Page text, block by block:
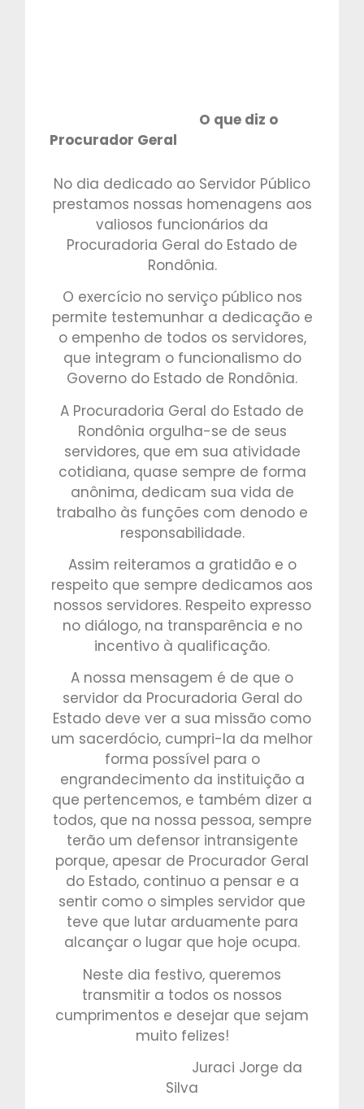
O que diz o
Procurador Geral
No dia dedicado ao Servidor Público
prestamos nossas homenagens aos
valiosos funcionários da
Procuradoria Geral do Estado de
Rondônia.
O exercício no serviço público nos
permite testemunhar a dedicação e
o empenho de todos os servidores,
que integram o funcionalismo do
Governo do Estado de Rondônia.
A Procuradoria Geral do Estado de
Rondônia orgulha-se de seus
servidores, que em sua atividade
cotidiana, quase sempre de forma
anônima, dedicam sua vida de
trabalho às funções com denodo e
responsabilidade.
Assim reiteramos a gratidão e o
respeito que sempre dedicamos aos
nossos servidores. Respeito expresso
no diálogo, na transparência e no
incentivo à qualificação.
A nossa mensagem é de que o
servidor da Procuradoria Geral do
Estado deve ver a sua missão como
um sacerdócio, cumpri-la da melhor
forma possível para o
engrandecimento da instituição a
que pertencemos, e também dizer a
todos, que na nossa pessoa, sempre
terão um defensor intransigente
porque, apesar de Procurador Geral
do Estado, continuo a pensar e a
sentir como o simples servidor que
teve que lutar arduamente para
alcançar o lugar que hoje ocupa.
Neste dia festivo, queremos
transmitir a todos os nossos
cumprimentos e desejar que sejam
muito felizes!
Juraci Jorge da
Silva